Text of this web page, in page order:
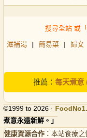
搜尋全站 或
滋補湯 | 簡易菜 | 婦女
推薦： 每天煮意
©1999 to 2026 · FoodNo1
煮意永遠新鮮。」
健康資源合作 ：本站食療